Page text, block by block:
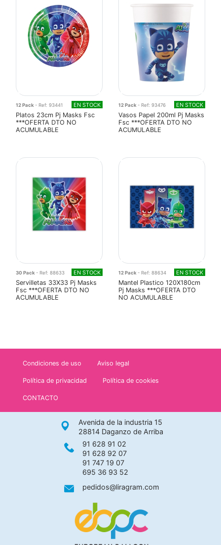
12 Pack - Ref: 93441 EN STOCK
Platos 23cm Pj Masks Fsc
***OFERTA DTO NO
ACUMULABLE
12 Pack - Ref: 93476 EN STOCK
Vasos Papel 200ml Pj Masks
Fsc ***OFERTA DTO NO
ACUMULABLE
30 Pack- Ref: 88633 EN STOCK
Servilletas 33X33 Pj Masks
Fsc ***OFERTA DTO NO
ACUMULABLE
12 Pack- Ref: 88634 EN STOCK
Mantel Plastico 120X180cm
Pj Masks ***OFERTA DTO
NO ACUMULABLE
Condiciones de uso Aviso legal
Política de privacidad Política de cookies
CONTACTO
Avenida de la industria 15
28814 Daganzo de Arriba
91 628 91 02
91 628 92 07
91 747 19 07
695 36 93 52
pedidos@liragram.com